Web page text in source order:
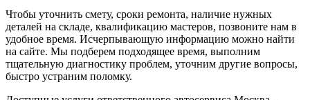
Чтобы уточнить смету, сроки ремонта, наличие нужных
деталей на складе, квалификацию мастеров, позвоните нам в
удобное время. Исчерпывающую информацию можно найти
на сайте. Мы подберем подходящее время, выполним
тщательную диагностику проблем, уточним другие вопросы,
быстро устраним поломку.